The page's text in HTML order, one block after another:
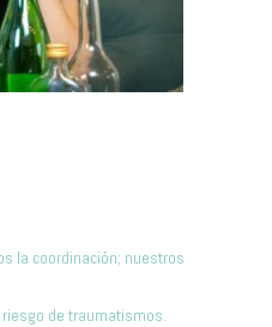
la coordinación; nuestros
de traumatismos.